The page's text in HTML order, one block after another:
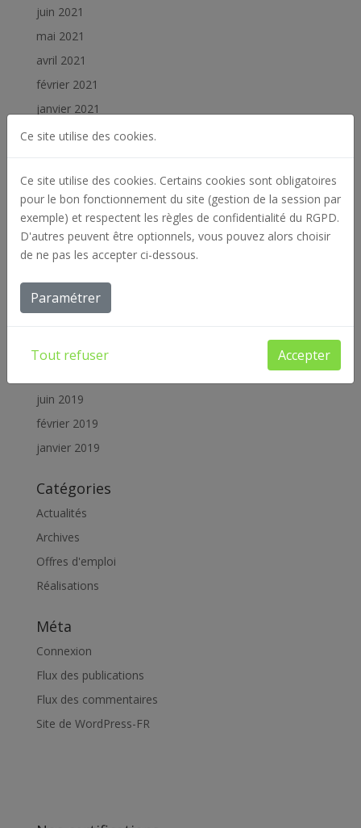
juin 2021
mai 2021
avril 2021
février 2021
janvier 2021
décembre 2020
juin 2020
mai 2020
février 2020
janvier 2020
novembre 2019
septembre 2019
juin 2019
février 2019
janvier 2019
Catégories
Actualités
Archives
Offres d'emploi
Réalisations
Méta
Connexion
Flux des publications
Flux des commentaires
Site de WordPress-FR
Ce site utilise des cookies.
Ce site utilise des cookies. Certains cookies sont obligatoires
pour le bon fonctionnement du site (gestion de la session par
exemple) et respectent les règles de confidentialité du RGPD.
D'autres peuvent être optionnels, vous pouvez alors choisir
de ne pas les accepter ci-dessous.
Paramétrer
Tout refuser Accepter